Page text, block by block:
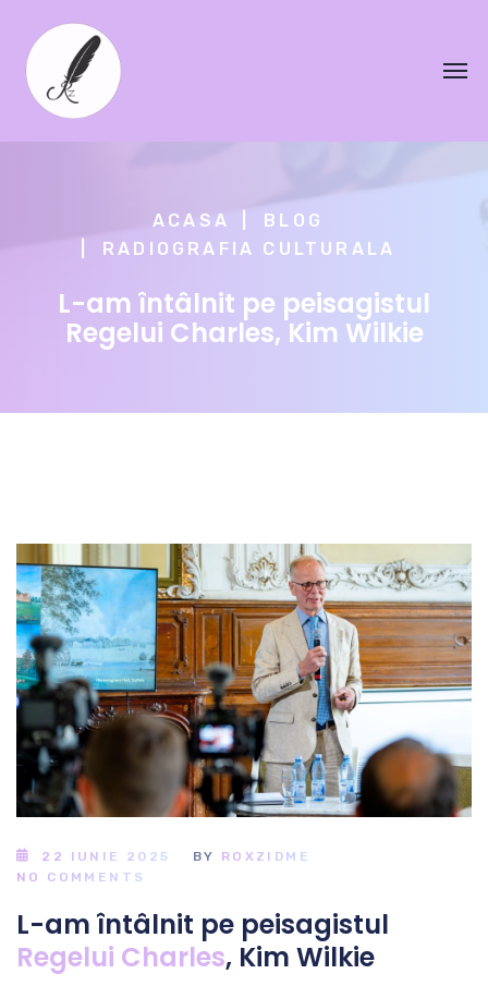
ACASA
BLOG
RADIOGRAFIA CULTURALA
L-am întâlnit pe peisagistul
Regelui Charles, Kim Wilkie
22 IUNIE 2025 BY ROXZIDME
NO COMMENTS
L-am întâlnit pe peisagistul
Regelui Charles, Kim Wilkie